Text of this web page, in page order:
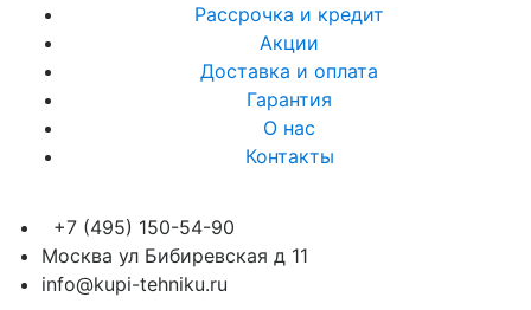
Рассрочка и кредит
Акции
Доставка и оплата
Гарантия
О нас
Контакты
+7 (495) 150-54-90
Москва ул Бибиревская д 11
info@kupi-tehniku.ru